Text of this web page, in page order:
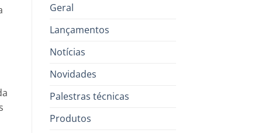
Geral
Lançamentos
Notícias
Novidades
Palestras técnicas
Produtos